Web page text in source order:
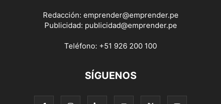
Redacción: emprender@emprender.pe
Publicidad: publicidad@emprender.pe
Teléfono: +51 926 200 100
SÍGUENOS